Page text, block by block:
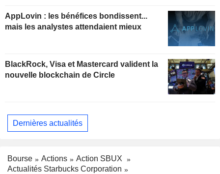
actuelles
AppLovin : les bénéfices bondissent...
mais les analystes attendaient mieux
BlackRock, Visa et Mastercard valident la
nouvelle blockchain de Circle
Dernières actualités
Bourse Actions
Action SBUX
Actualités Starbucks Corporation